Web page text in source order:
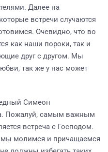
Далее на
встречи случаются
Очевидно, что во
как наши пороки, так и
друг с другом. Мы
так же у нас может
Симеон
Пожалуй, самым важным
встреча с Господом.
мы молимся и причащаемся